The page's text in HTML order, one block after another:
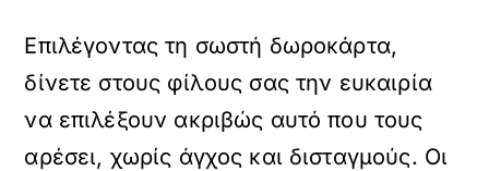
Επιλέγοντας τη σωστή δωροκάρτα,
δίνετε στους φίλους σας την ευκαιρία
να επιλέξουν ακριβώς αυτό που τους
αρέσει, χωρίς άγχος και δισταγμούς. Οι